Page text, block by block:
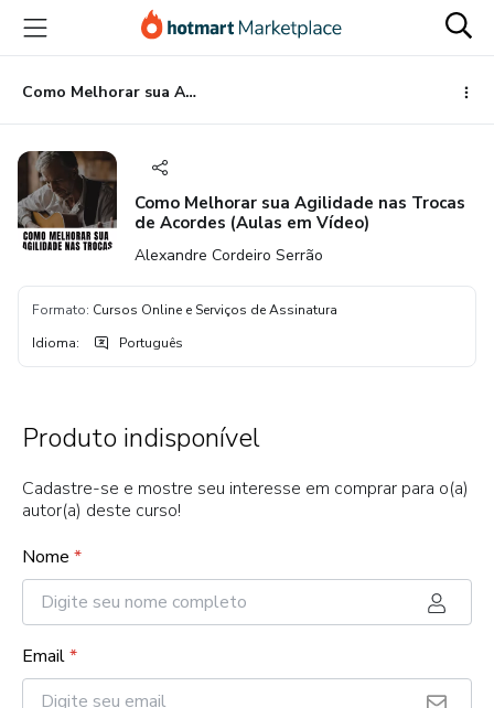
para
conteúdo
principal
para
pagamento
para
rodapé
Como Melhorar sua Agilidade nas Trocas de Acordes (Aulas em Vídeo)
Como Melhorar sua Agilidade nas Trocas
de Acordes (Aulas em Vídeo)
Alexandre Cordeiro Serrão
Formato: Cursos Online e Serviços de Assinatura
Idioma: Português
Produto indisponível
Cadastre-se e mostre seu interesse em comprar para o(a)
autor(a) deste curso!
Nome *
Email*